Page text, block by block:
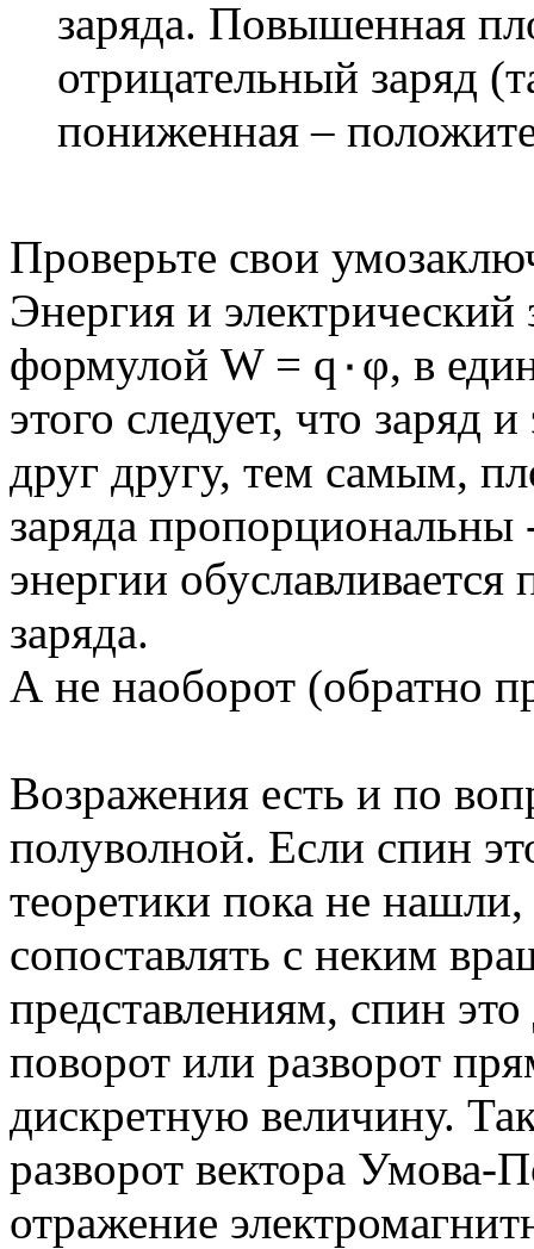
заряда. Повышенная
отрицательный заряд
пониженная –
Проверьте свои
Энергия и
формулой W = q٠φ, в единицах измерения Кл٠В. Из
этого следует, что заряд
друг другу, тем самым,
заряда
энергии
заряда.
А не наоборот (обратно
Возражения есть и по
полуволной. Если спин
теоретики пока не
сопоставлять с неким
представлениям, спин
поворот или разворот
дискретную величину.
разворот вектора Умова-
отражение